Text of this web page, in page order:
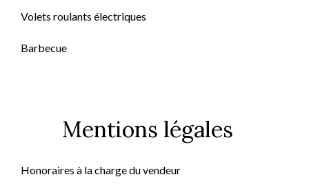
Volets roulants électriques
Barbecue
Mentions légales
Honoraires à la charge du vendeur